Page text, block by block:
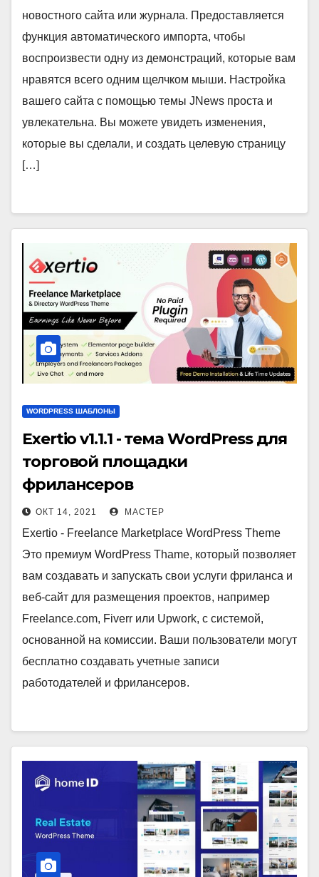
новостного сайта или журнала. Предоставляется
функция автоматического импорта, чтобы
воспроизвести одну из демонстраций, которые вам
нравятся всего одним щелчком мыши. Настройка
вашего сайта с помощью темы JNews проста и
увлекательна. Вы можете увидеть изменения,
которые вы сделали, и создать целевую страницу
[…]
WORDPRESS ШАБЛОНЫ
Exertio v1.1.1 - тема WordPress для
торговой площадки
фрилансеров
ОКТ 14, 2021 МАСТЕР
Exertio - Freelance Marketplace WordPress Theme
Это премиум WordPress Thame, который позволяет
вам создавать и запускать свои услуги фриланса и
веб-сайт для размещения проектов, например
Freelance.com, Fiverr или Upwork, с системой,
основанной на комиссии. Ваши пользователи могут
бесплатно создавать учетные записи
работодателей и фрилансеров.